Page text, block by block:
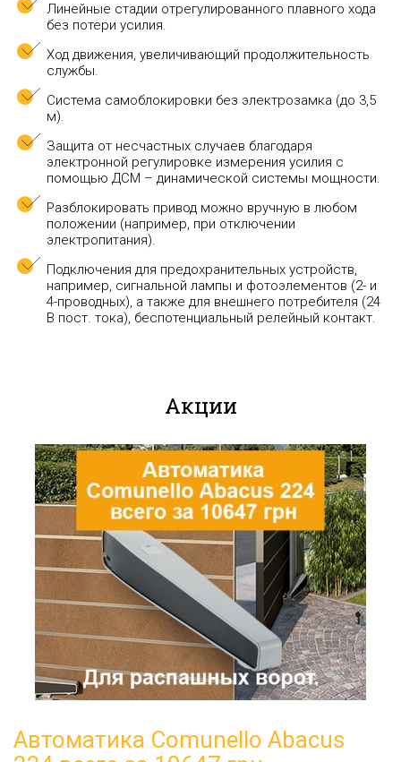
Линейные стадии отрегулированного плавного хода
без потери усилия.
Ход движения, увеличивающий продолжительность
службы.
Система самоблокировки без электрозамка (до 3,5
м).
Защита от несчастных случаев благодаря
электронной регулировке измерения усилия с
помощью ДСМ – динамической системы мощности.
Разблокировать привод можно вручную в любом
положении (например, при отключении
электропитания).
Подключения для предохранительных устройств,
например, сигнальной лампы и фотоэлементов (2- и
4-проводных), а также для внешнего потребителя (24
В пост. тока), беспотенциальный релейный контакт.
Акции
Автоматика Comunello Abacus